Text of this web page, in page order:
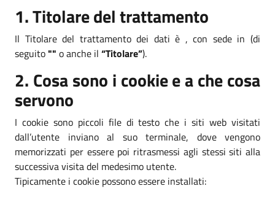
1. Titolare del trattamento
Il Titolare del trattamento dei dati è , con sede in (di
seguito"" o anche il “Titolare”).
2. Cosa sono i cookie e a che cosa
servono
I cookie sono piccoli file di testo che i siti web visitati
dall’utente inviano al suo terminale, dove vengono
memorizzati per essere poi ritrasmessi agli stessi siti alla
successiva visita del medesimo utente.
Tipicamente i cookie possono essere installati: